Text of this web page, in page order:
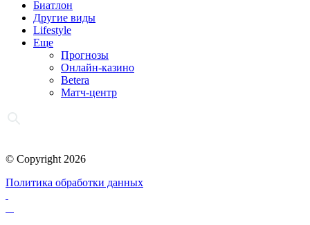
Биатлон
Другие виды
Lifestyle
Еще
Прогнозы
Онлайн-казино
Betera
Матч-центр
© Copyright 2026
Политика обработки данных